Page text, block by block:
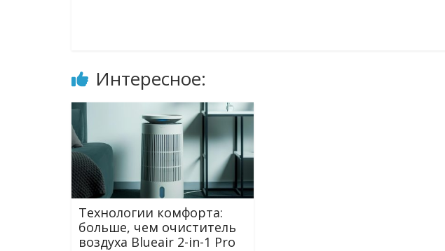
Интересное:
Технологии комфорта:
больше, чем очиститель
воздуха Blueair 2-in-1 Pro